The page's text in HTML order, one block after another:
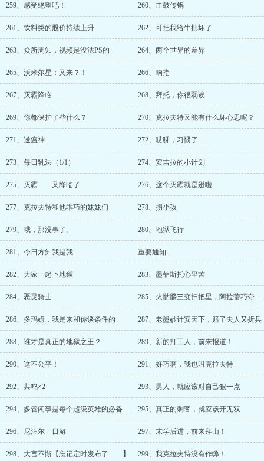
259、感受绝望吧！ 260、击鼓传锅
261、饮料类的股价持续上升 262、可把我给牛批坏了
263、众所周知，视频是没法PS的 264、两个世界的差异
265、沃米尔星：又来？！ 266、响指
267、灭霸降临…… 268、拜托，你很弱诶
269、你都保护了些什么？ 270、克拉夫特又能有什么坏心思呢？
271、送瘟神 272、哎呀，习惯了……
273、每日乳法（1/1） 274、安吉拉的小计划
275、灭霸……又降临了 276、这个灭霸就是逊啦
277、克拉夫特和他乖巧的妹妹们 278、拐小孩
279、哦，那没事了。 280、地狱飞行
281、今日方知我是我 重要通知
282、大家一起下地狱 283、墨菲斯托心里苦
284、恶灵骑士 285、火骷髅三变扫把星，阿拉蕾巧夺恶灵车
286、多玛姆，我是来和你谈条件的 287、老墨妙计安天下，赔了夫人又折兵
288、谁才是真正的地狱之王？ 289、新的打工人，前来报道！
290、这不公平！ 291、好巧啊，我也叫克拉夫特
292、共鸣×2 293、男人，就应该对自己狠一点
294、多管闲事是每个超级英雄的必备技能 295、真正的刺客，就应该开无双
296、尼泊尔一日游 297、末学后进，前来拜山！
298、大言不惭【忘记定时发布了……】 299、我克拉夫特没有作弊！